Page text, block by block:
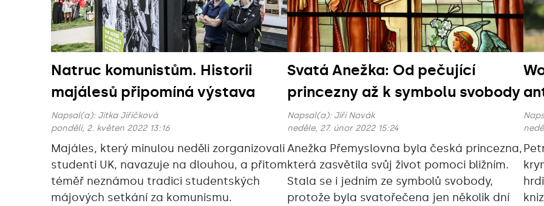
Natruc komunistům. Historii
majálesů připomíná výstava
Napsal(a): Jitka Jiřičková
pondělí, 2. květen 2022 13:16
Majáles, který minulou neděli zorganizovali
studenti UK, navazuje na dlouhou, a přitom
téměř neznámou tradici studentských
májových setkání za komunismu.
Svatá Anežka: Od pečující
princezny až k symbolu svobody
Napsal(a): Jiří Novák
neděle, 27. únor 2022 15:24
Anežka Přemyslovna byla česká princezna,
která zasvětila svůj život pomoci bližním.
Stala se i jedním ze symbolů svobody,
protože byla svatořečena jen několik dní